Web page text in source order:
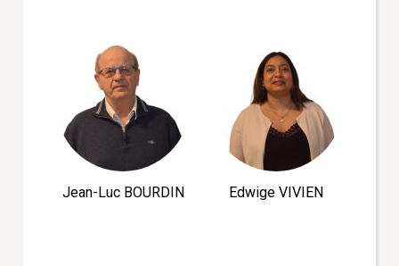
Jean-Luc BOURDIN Edwige VIVIEN